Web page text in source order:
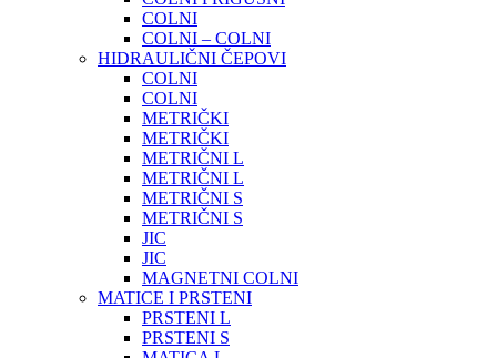
COLNI
COLNI – COLNI
HIDRAULIČNI ČEPOVI
COLNI
COLNI
METRIČKI
METRIČKI
METRIČNI L
METRIČNI L
METRIČNI S
METRIČNI S
JIC
JIC
MAGNETNI COLNI
MATICE I PRSTENI
PRSTENI L
PRSTENI S